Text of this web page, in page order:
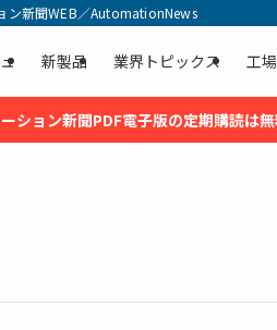
ン新聞WEB／AutomationNews
新製品 業界トピックス 工
ション新聞PDF電子版の定期購読は